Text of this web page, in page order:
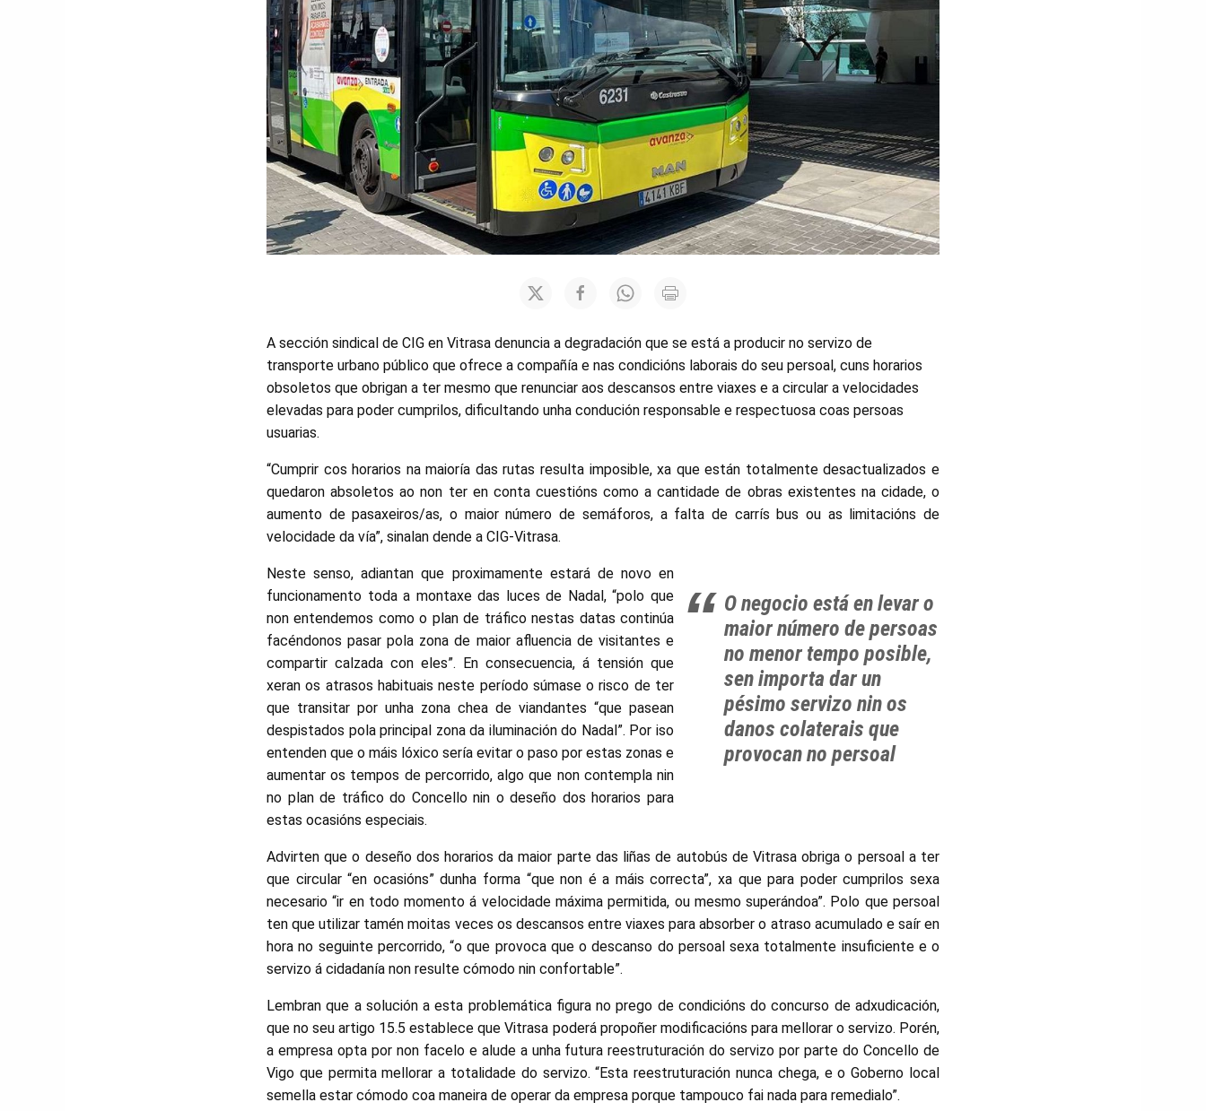
A sección sindical de CIG en Vitrasa denuncia a degradación que se está a producir no servizo de
transporte urbano público que ofrece a compañía e nas condicións laborais do seu persoal, cuns horarios
obsoletos que obrigan a ter mesmo que renunciar aos descansos entre viaxes e a circular a velocidades
elevadas para poder cumprilos, dificultando unha condución responsable e respectuosa coas persoas
usuarias.
“Cumprir cos horarios na maioría das rutas resulta imposible, xa que están totalmente desactualizados e
quedaron absoletos ao non ter en conta cuestións como a cantidade de obras existentes na cidade, o
aumento de pasaxeiros/as, o maior número de semáforos, a falta de carrís bus ou as limitacións de
velocidade da vía”, sinalan dende a CIG-Vitrasa.
O negocio está en levar o
maior número de persoas
no menor tempo posible,
sen importa dar un
pésimo servizo nin os
danos colaterais que
provocan no persoal
Neste senso, adiantan que proximamente estará de novo en
funcionamento toda a montaxe das luces de Nadal, “polo que
non entendemos como o plan de tráfico nestas datas continúa
facéndonos pasar pola zona de maior afluencia de visitantes e
compartir calzada con eles”. En consecuencia, á tensión que
xeran os atrasos habituais neste período súmase o risco de ter
que transitar por unha zona chea de viandantes “que pasean
despistados pola principal zona da iluminación do Nadal”. Por iso
entenden que o máis lóxico sería evitar o paso por estas zonas e
aumentar os tempos de percorrido, algo que non contempla nin
no plan de tráfico do Concello nin o deseño dos horarios para
estas ocasións especiais.
Advirten que o deseño dos horarios da maior parte das liñas de autobús de Vitrasa obriga o persoal a ter
que circular “en ocasións” dunha forma “que non é a máis correcta”, xa que para poder cumprilos sexa
necesario “ir en todo momento á velocidade máxima permitida, ou mesmo superándoa”. Polo que persoal
ten que utilizar tamén moitas veces os descansos entre viaxes para absorber o atraso acumulado e saír en
hora no seguinte percorrido, “o que provoca que o descanso do persoal sexa totalmente insuficiente e o
servizo á cidadanía non resulte cómodo nin confortable”.
Lembran que a solución a esta problemática figura no prego de condicións do concurso de adxudicación,
que no seu artigo 15.5 establece que Vitrasa poderá propoñer modificacións para mellorar o servizo. Porén,
a empresa opta por non facelo e alude a unha futura reestruturación do servizo por parte do Concello de
Vigo que permita mellorar a totalidade do servizo. “Esta reestruturación nunca chega, e o Goberno local
semella estar cómodo coa maneira de operar da empresa porque tampouco fai nada para remedialo”.